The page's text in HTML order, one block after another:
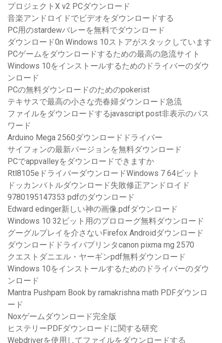
プロジェクトX v2 PCダウンロード
音楽アンドロイドでビデオをダウンロードする
PC用のstardewバレーを無料でダウンロード
ダウンロード0n Windows 10ストアがスタックしています
PCゲームをダウンロードするための最高の急流サイト
Windows 10をインストールするためのドライバーのダウ
ンロード
PCの無料ダウンロードのためのpokerist
テキサスで最高の小さな売春婦ダウンロード急流
ファイルをダウンロードするjavascript post非表示のパス
ワード
Arduino Mega 2560ダウンロードドライバー
サイフォンの最新バージョンを無料ダウンロード
PCでappvalleyをダウンロードできますか
Rtl8105eドライバーダウンロードWindows 7 64ビット
ドッカンバトルダウンロード失敗修正アンドロイド
9780195147353 pdfのダウンロード
Edward edinger新しい神の画像.pdfダウンロード
Windows 10 32ビット用のプロローグ無料ダウンロード
グーグルプレイを介さないFirefox Androidダウンロード
ダウンロードドライバプリンタcanon pixma mg 2570
クエストダニエル・ヤーギンpdf無料ダウンロード
Windows 10をインストールするためのドライバーのダウ
ンロード
Mantra Pushpam Book by ramakrishna math PDFダウンロ
ード
Noxゲームダウンロード完全版
ヒステリーPDFダウンロードに関する研究
Webdriverを使用してファイルをダウンロードする